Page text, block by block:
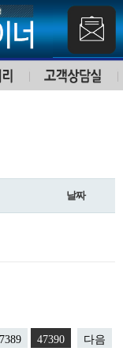
날짜
47390
다음